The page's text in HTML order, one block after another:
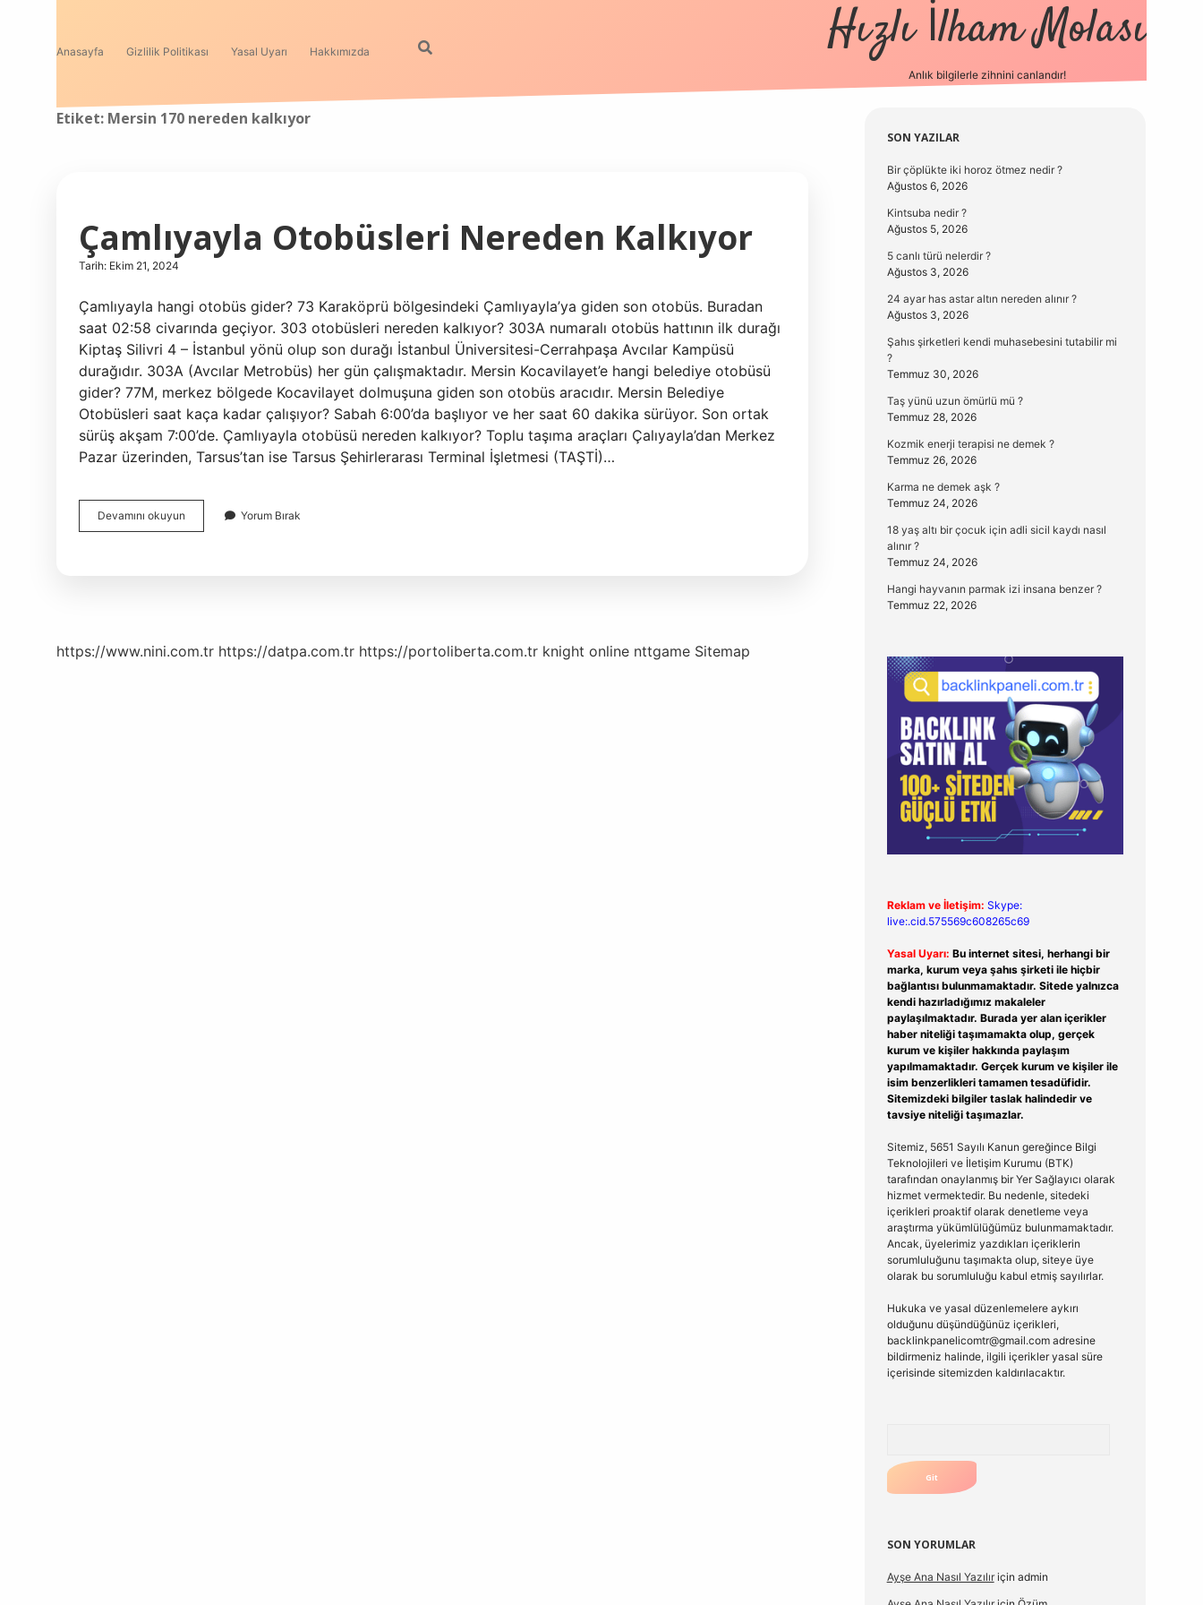
Anasayfa Gizlilik Politikası Yasal Uyarı Hakkımızda Hızlı İlham Molası
Anlık bilgilerle zihnini canlandır!
Etiket: Mersin 170 nereden kalkıyor
Çamlıyayla Otobüsleri Nereden Kalkıyor
Tarih: Ekim 21, 2024
Çamlıyayla hangi otobüs gider? 73 Karaköprü bölgesindeki Çamlıyayla’ya giden son otobüs. Buradan
saat 02:58 civarında geçiyor. 303 otobüsleri nereden kalkıyor? 303A numaralı otobüs hattının ilk durağı
Kiptaş Silivri 4 – İstanbul yönü olup son durağı İstanbul Üniversitesi-Cerrahpaşa Avcılar Kampüsü
durağıdır. 303A (Avcılar Metrobüs) her gün çalışmaktadır. Mersin Kocavilayet’e hangi belediye otobüsü
gider? 77M, merkez bölgede Kocavilayet dolmuşuna giden son otobüs aracıdır. Mersin Belediye
Otobüsleri saat kaça kadar çalışıyor? Sabah 6:00’da başlıyor ve her saat 60 dakika sürüyor. Son ortak
sürüş akşam 7:00’de. Çamlıyayla otobüsü nereden kalkıyor? Toplu taşıma araçları Çalıyayla’dan Merkez
Pazar üzerinden, Tarsus’tan ise Tarsus Şehirlerarası Terminal İşletmesi (TAŞTİ)…
Devamını okuyun Çamlıyayla
Otobüsleri
Yorum Bırak
https://www.nini.com.tr https://datpa.com.tr https://portoliberta.com.tr knight online nttgame Sitemap
Sidebar
SON YAZILAR
Bir çöplükte iki horoz ötmez nedir ?
Ağustos 6, 2026
Kintsuba nedir ?
Ağustos 5, 2026
5 canlı türü nelerdir ?
Ağustos 3, 2026
24 ayar has astar altın nereden alınır ?
Ağustos 3, 2026
Şahıs şirketleri kendi muhasebesini tutabilir mi
?
Temmuz 30, 2026
Taş yünü uzun ömürlü mü ?
Temmuz 28, 2026
Kozmik enerji terapisi ne demek ?
Temmuz 26, 2026
Karma ne demek aşk ?
Temmuz 24, 2026
18 yaş altı bir çocuk için adli sicil kaydı nasıl
alınır ?
Temmuz 24, 2026
Hangi hayvanın parmak izi insana benzer ?
Temmuz 22, 2026
Reklam ve İletişim: Skype:
live:.cid.575569c608265c69
Yasal Uyarı: Bu internet sitesi, herhangi bir
marka, kurum veya şahıs şirketi ile hiçbir
bağlantısı bulunmamaktadır. Sitede yalnızca
kendi hazırladığımız makaleler
paylaşılmaktadır. Burada yer alan içerikler
haber niteliği taşımamakta olup, gerçek
kurum ve kişiler hakkında paylaşım
yapılmamaktadır. Gerçek kurum ve kişiler ile
isim benzerlikleri tamamen tesadüfidir.
Sitemizdeki bilgiler taslak halindedir ve
tavsiye niteliği taşımazlar.
Sitemiz, 5651 Sayılı Kanun gereğince Bilgi
Teknolojileri ve İletişim Kurumu (BTK)
tarafından onaylanmış bir Yer Sağlayıcı olarak
hizmet vermektedir. Bu nedenle, sitedeki
içerikleri proaktif olarak denetleme veya
araştırma yükümlülüğümüz bulunmamaktadır.
Ancak, üyelerimiz yazdıkları içeriklerin
sorumluluğunu taşımakta olup, siteye üye
olarak bu sorumluluğu kabul etmiş sayılırlar.
Hukuka ve yasal düzenlemelere aykırı
olduğunu düşündüğünüz içerikleri,
backlinkpanelicomtr@gmail.comadresine
bildirmeniz halinde, ilgili içerikler yasal süre
içerisinde sitemizden kaldırılacaktır.
SON YORUMLAR
Ayşe Ana Nasıl Yazılıriçin admin